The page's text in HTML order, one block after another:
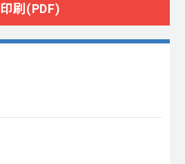
印刷(PDF)